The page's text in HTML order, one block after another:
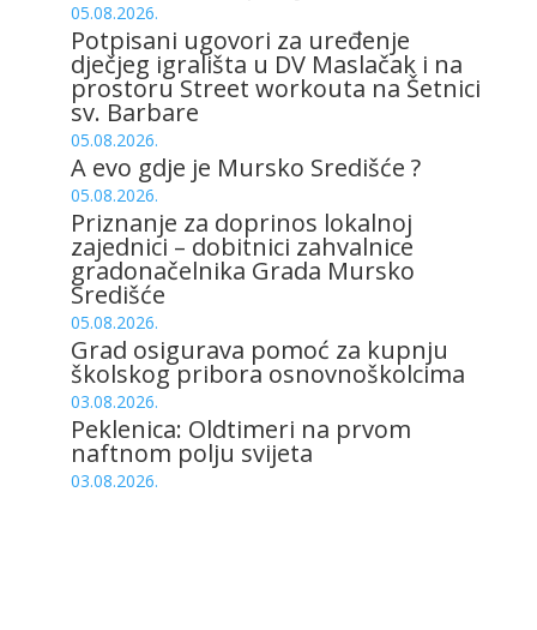
05.08.2026.
Potpisani ugovori za uređenje
dječjeg igrališta u DV Maslačak i na
prostoru Street workouta na Šetnici
sv. Barbare
05.08.2026.
A evo gdje je Mursko Središće ?
05.08.2026.
Priznanje za doprinos lokalnoj
zajednici – dobitnici zahvalnice
gradonačelnika Grada Mursko
Središće
05.08.2026.
Grad osigurava pomoć za kupnju
školskog pribora osnovnoškolcima
03.08.2026.
Peklenica: Oldtimeri na prvom
naftnom polju svijeta
03.08.2026.